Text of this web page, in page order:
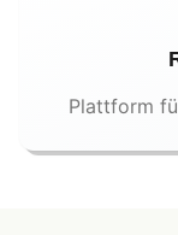
Plattform